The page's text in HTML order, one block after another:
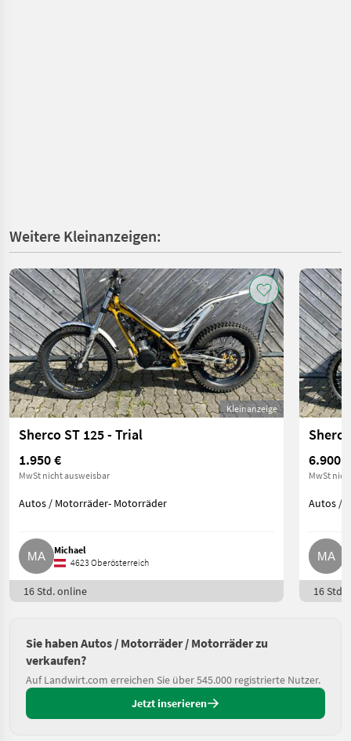
Weitere Kleinanzeigen:
Kleinanzeige
Sherco ST 125 - Trial
1.950 €
MwSt nicht ausweisbar
Autos / Motorräder- Motorräder
Michael
4623 Oberösterreich
16 Std. online
6.900 €
MwSt
Autos /
16 Std.
Sie haben Autos / Motorräder / Motorräder zu
verkaufen?
Auf Landwirt.com erreichen Sie über 545.000 registrierte Nutzer.
Jetzt inserieren